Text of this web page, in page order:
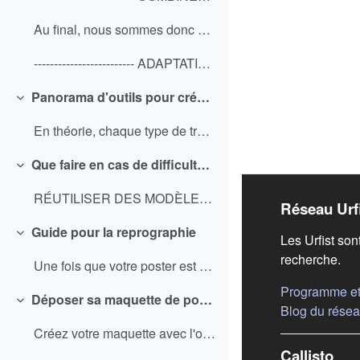
Au final, nous sommes donc passé de la version...
------------------------- ADAPTATION POUR UNE PRÉS...
Replier
Panorama d'outils pour créer son poster
En théorie, chaque type de travail a son logiciel ...
Replier
Que faire en cas de difficultés ?
RÉUTILISER DES MODÈLES STANDARDS Vous pouvez réuti...
Replier
Guide pour la reprographie
Une fois que votre poster est prêt à être imprimé,...
Replier
Déposer sa maquette de poster
Créez votre maquette avec l'outil de votre choix (...
Réseau
Les Urfist
recherche.
Programme
Blog du
Callisto